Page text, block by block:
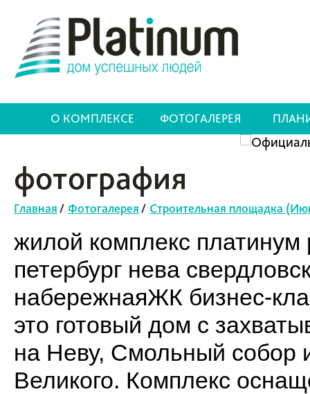
О КОМПЛЕКСЕ ФОТОГАЛЕРЕЯ
фотография
Главная / Фотогалерея / Строительная площадка
жилой комплекс платинум
петербург нева
набережнаяЖК бизнес-
это готовый дом с
на Неву, Смольный собор
Великого. Комплекс